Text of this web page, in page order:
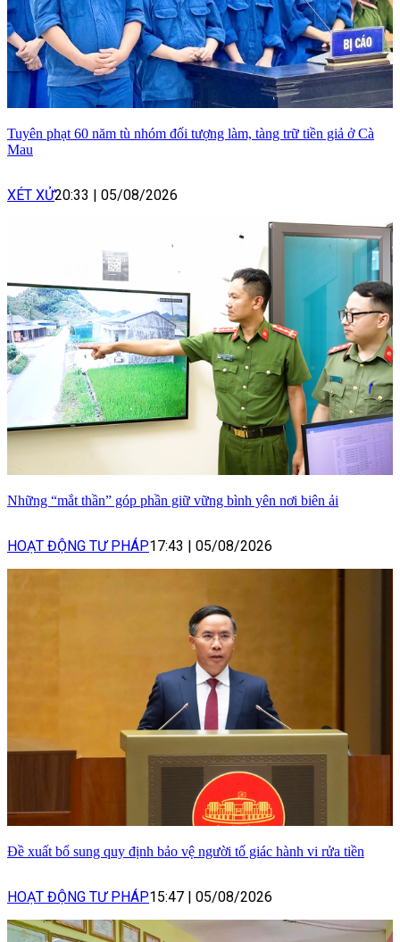
Tuyên phạt 60 năm tù nhóm đối tượng làm, tàng trữ tiền giả ở Cà
Mau
XÉT XỬ20:33 05/08/2026
Những “mắt thần” góp phần giữ vững bình yên nơi biên ải
HOẠT ĐỘNG TƯ PHÁP17:43 05/08/2026
Đề xuất bổ sung quy định bảo vệ người tố giác hành vi rửa tiền
HOẠT ĐỘNG TƯ PHÁP15:47 05/08/2026